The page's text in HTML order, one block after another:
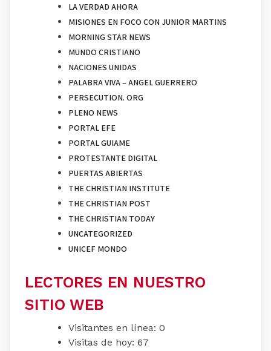
LA VERDAD AHORA
MISIONES EN FOCO CON JUNIOR MARTINS
MORNING STAR NEWS
MUNDO CRISTIANO
NACIONES UNIDAS
PALABRA VIVA – ANGEL GUERRERO
PERSECUTION. ORG
PLENO NEWS
PORTAL EFE
PORTAL GUIAME
PROTESTANTE DIGITAL
PUERTAS ABIERTAS
THE CHRISTIAN INSTITUTE
THE CHRISTIAN POST
THE CHRISTIAN TODAY
UNCATEGORIZED
UNICEF MONDO
LECTORES EN NUESTRO
SITIO WEB
Visitantes en línea: 0
Visitas de hoy: 67